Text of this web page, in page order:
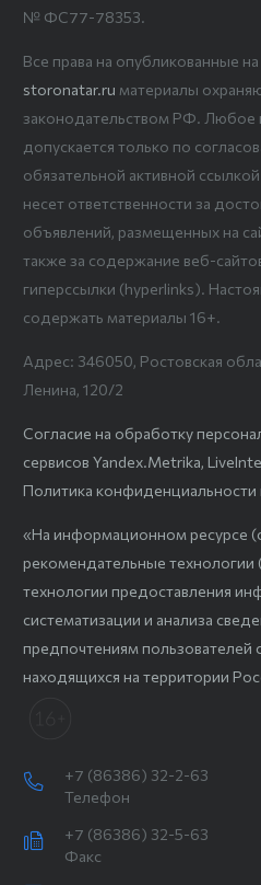
№ ФС77-78353.
Все права на опубликованные на
storonatar.ru материалы
законодательством РФ. Любое
допускается только по
обязательной активной
несет ответственности за
объявлений, размещенных на
также за содержание веб-
гиперссылки (hyperlinks).
содержать материалы 16+.
Адрес: 346050, Ростовская
Ленина, 120/2
Согласие на обработку
сервисов Yandex.Metrika,
Политика
«На информационном ресурсе
рекомендательные
технологии предоставления
систематизации и анализа
предпочтениям пользователей
находящихся на территории
+7 (86386) 32-2-63
Телефон
+7 (86386) 32-5-63
Факс